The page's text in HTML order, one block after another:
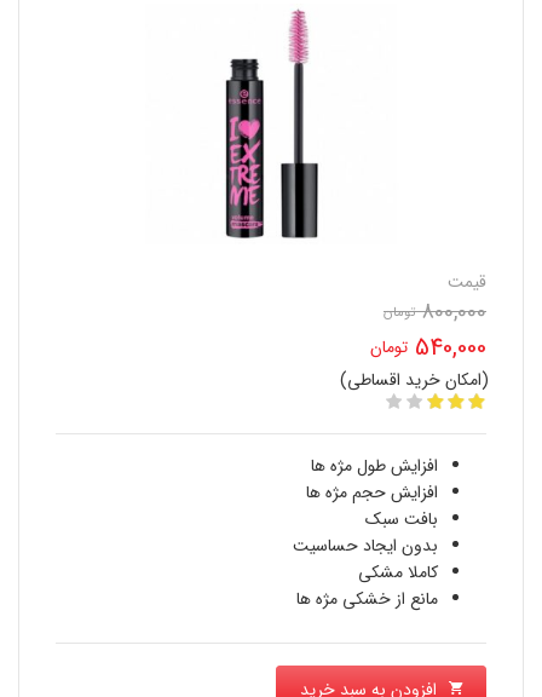
قیمت
800,000 تومان
اصلی
بود.
540,000 تومان
قیمت
فعلی
540,000 تومان
است.
(امکان خرید اقساطی)
افزایش طول مژه ها
افزایش حجم مژه ها
بافت سبک
بدون ایجاد حساسیت
کاملا مشکی
مانع از خشکی مژه ها
افزودن به سبد خرید